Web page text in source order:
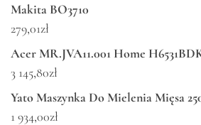
Makita BO3710
279,01zł
Acer MR.JVA11.001 Home
3 145,80zł
Yato Maszynka Do Mielenia Mięsa
1 934,00zł